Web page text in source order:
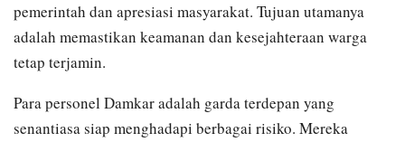
pemerintah dan apresiasi masyarakat. Tujuan utamanya
adalah memastikan keamanan dan kesejahteraan warga
tetap terjamin.
Para personel Damkar adalah garda terdepan yang
senantiasa siap menghadapi berbagai risiko. Mereka